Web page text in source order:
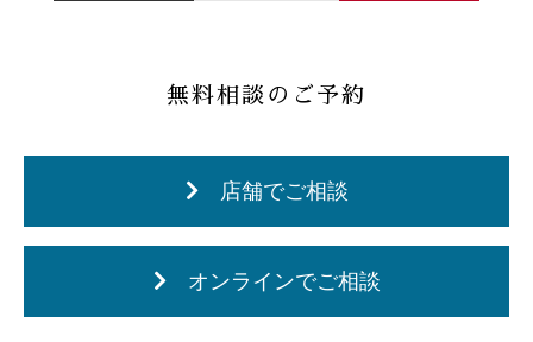
無料相談のご予約
店舗でご相談
オンラインでご相談